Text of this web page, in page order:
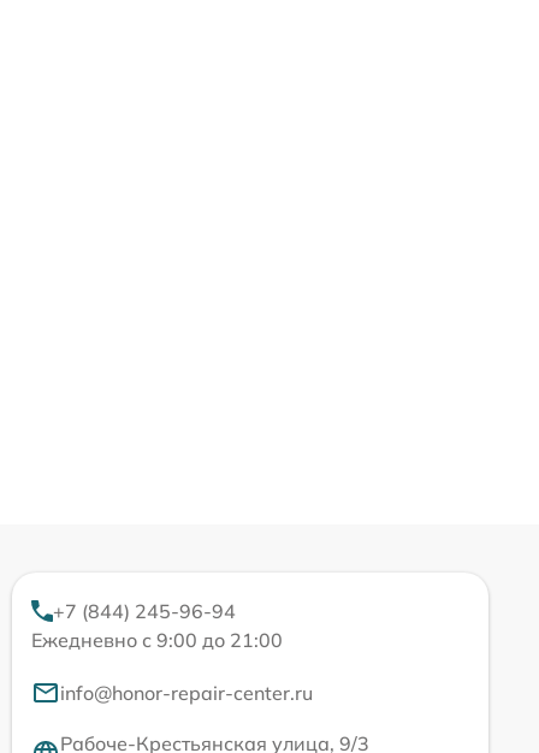
+7 (844) 245-96-94
Ежедневно с 9:00 до 21:00
info@honor-repair-center.ru
Рабоче-Крестьянская улица, 9/3